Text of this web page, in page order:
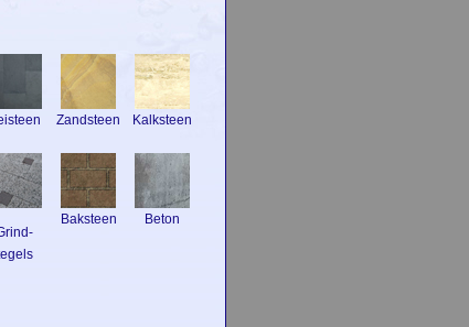
Zandsteen Kalksteen
Baksteen Beton